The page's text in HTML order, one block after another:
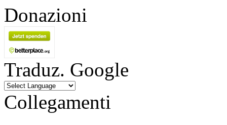
Donazioni
Traduz. Google
Collegamenti